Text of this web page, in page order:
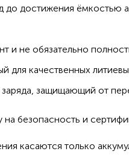
достижения ёмкостью
не обязательно
для качественных
защищающий от
безопасность и
касаются только